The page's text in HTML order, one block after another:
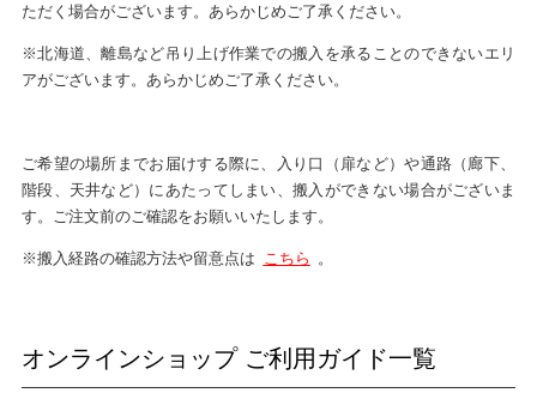
ただく場合がございます。あらかじめご了承ください。
※北海道、離島など吊り上げ作業での搬入を承ることのできないエリ
アがございます。あらかじめご了承ください。
ご希望の場所までお届けする際に、入り口（扉など）や通路（廊下、
階段、天井など）にあたってしまい、搬入ができない場合がございま
す。ご注文前のご確認をお願いいたします。
※搬入経路の確認方法や留意点は こちら 。
オンラインショップ ご利用ガイド一覧